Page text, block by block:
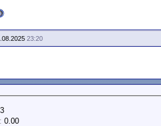
23:20
3
0.00